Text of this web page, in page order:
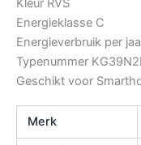
Kleur RVS
Energieklasse C
Energieverbruik per
Typenummer
Geschikt voor
Merk